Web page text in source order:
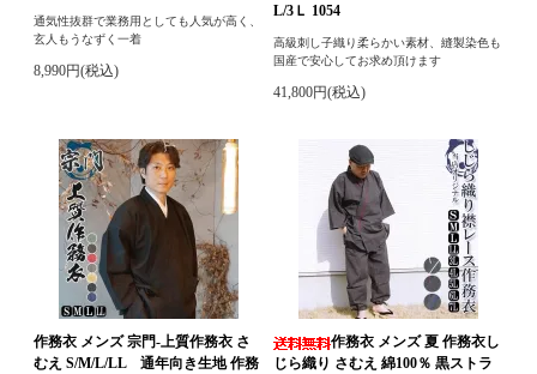
通気性抜群で業務用としても人気が高く、
玄人もうなずく一着
8,990円(税込)
L/3Ｌ 1054
高級刺し子織り柔らかい素材、縫製染色も
国産で安心してお求め頂けます
41,800円(税込)
作務衣 メンズ 宗門-上質作務衣 さ
むえ S/M/L/LL 通年向き生地 作務
作務衣 メンズ 夏 作務衣し
じら織り さむえ 綿100％ 黒ストラ